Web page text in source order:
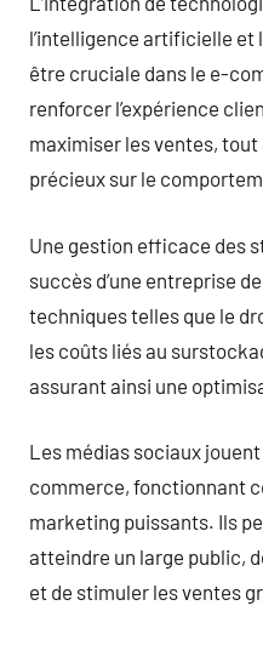
l’intelligence artificielle et
être cruciale dans le e-
renforcer l’expérience
maximiser les ventes,
précieux sur le
Une gestion efficace des
succès d’une entreprise
techniques telles que le
les coûts liés au
assurant ainsi une
Les médias sociaux
commerce, fonctionnant
marketing puissants. Ils
atteindre un large public,
et de stimuler les ventes